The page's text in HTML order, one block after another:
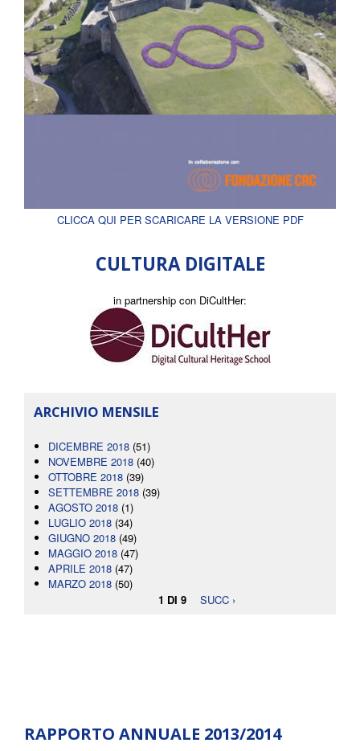
CLICCA QUI PER SCARICARE LA VERSIONE PDF
CULTURA DIGITALE
in partnership con DiCultHer:
ARCHIVIO MENSILE
DICEMBRE 2018 (51)
NOVEMBRE 2018 (40)
OTTOBRE 2018 (39)
SETTEMBRE 2018 (39)
AGOSTO 2018 (1)
LUGLIO 2018 (34)
GIUGNO 2018 (49)
MAGGIO 2018 (47)
APRILE 2018 (47)
MARZO 2018 (50)
1 DI 9
SUCC ›
RAPPORTO ANNUALE 2013/2014